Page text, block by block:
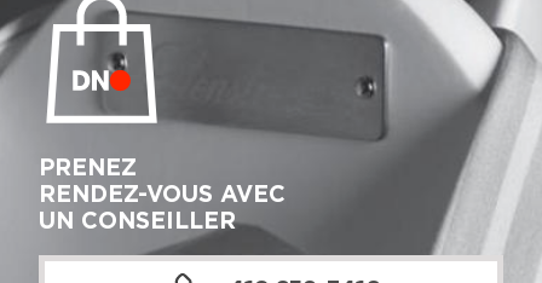
PRENEZ
RENDEZ-VOUS AVEC
UN CONSEILLER